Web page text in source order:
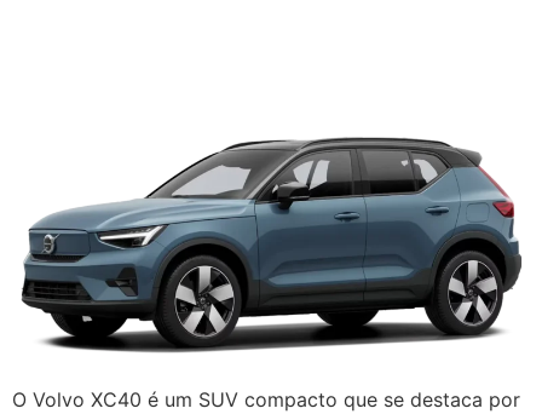
O Volvo XC40 é um SUV compacto que se destaca por